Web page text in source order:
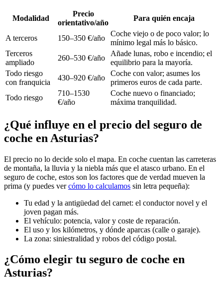
Modalidad
Precio
orientativo/año
Para quién encaja
A terceros 150–350 €/año
Coche viejo o de poco valor; lo
mínimo legal más lo básico.
Terceros
ampliado
260–530 €/año
Añade lunas, robo e incendio; el
equilibrio para la mayoría.
Todo riesgo
con franquicia
430–920 €/año
Coche con valor; asumes los
primeros euros de cada parte.
Todo riesgo
710–1530
€/año
Coche nuevo o financiado;
máxima tranquilidad.
¿Qué influye en el precio del seguro de
coche en Asturias?
El precio no lo decide solo el mapa. En coche cuentan las carreteras
de montaña, la lluvia y la niebla más que el atasco urbano. En el
seguro de coche, estos son los factores que de verdad mueven la
prima (y puedes vercómo lo calculamos sin letra pequeña):
Tu edad y la antigüedad del carnet: el conductor novel y el
joven pagan más.
El vehículo: potencia, valor y coste de reparación.
El uso y los kilómetros, y dónde aparcas (calle o garaje).
La zona: siniestralidad y robos del código postal.
¿Cómo elegir tu seguro de coche en
Asturias?